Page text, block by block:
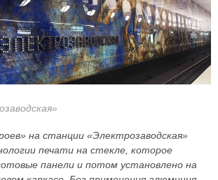
на станции «Электрозаводская»
печати на стекле, которое
панели и потом установлено на